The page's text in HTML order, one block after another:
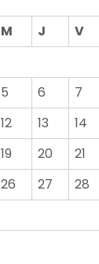
M J V
5 6 7
12 13 14
19 20 21
26 27 28